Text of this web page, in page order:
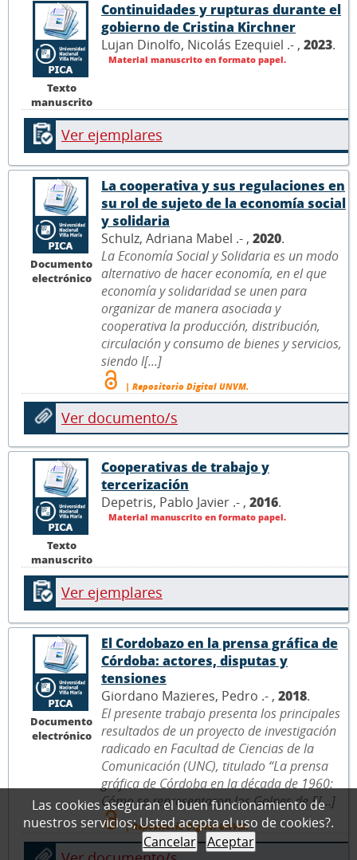
Texto
manuscrito
Continuidades y rupturas durante el
gobierno de Cristina Kirchner
Lujan Dinolfo, Nicolás Ezequiel .- , 2023.
Material manuscrito en formato papel.
Ver ejemplares
Documento
electrónico
La cooperativa y sus regulaciones en
su rol de sujeto de la economía social
y solidaria
Schulz, Adriana Mabel .- , 2020.
La Economía Social y Solidaria es un modo
alternativo de hacer economía, en el que
economía y solidaridad se unen para
organizar de manera asociada y
cooperativa la producción, distribución,
circulación y consumo de bienes y servicios,
siendo l[...]
| Repositorio Digital UNVM.
Ver documento/s
Texto
manuscrito
Cooperativas de trabajo y
tercerización
Depetris, Pablo Javier .- , 2016.
Material manuscrito en formato papel.
Ver ejemplares
Documento
electrónico
El Cordobazo en la prensa gráfica de
Córdoba: actores, disputas y
tensiones
Giordano Mazieres, Pedro .- , 2018.
El presente trabajo presenta los principales
resultados de un proyecto de investigación
radicado en Facultad de Ciencias de la
Comunicación (UNC), titulado “La prensa
gráfica de Córdoba en la década de 1960:
Cómo se representaron los Golpes de E[...]
| Repositorio Digital UNVM.
Las cookies aseguran el buen funcionamiento de
nuestros servicios; Usted acepta el uso de cookies?.
Cancelar
Aceptar